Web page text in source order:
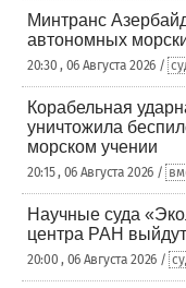
Минтранс
автономных
20:30 , 06 Августа 2026 /
Корабельная
уничтожила
морском учении
20:15 , 06 Августа 2026 /
Научные суда
центра РАН
20:00 , 06 Августа 2026 /